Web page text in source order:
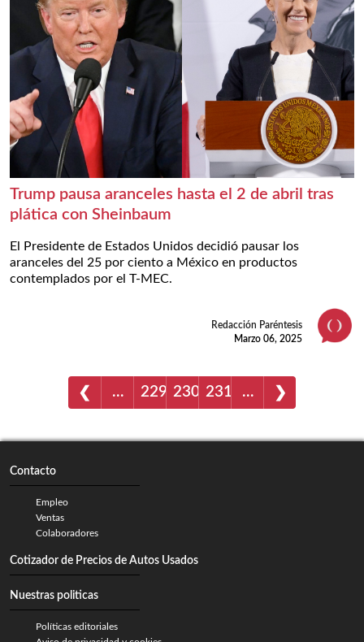
Trump pausa aranceles hasta el 2 de abril tras
plática con Sheinbaum
El Presidente de Estados Unidos decidió pausar los
aranceles del 25 por ciento a México en productos
contemplados por el T-MEC.
Redacción Paréntesis
Marzo 06, 2025
❮ … 229 230 231 … ❯
Contacto
Empleo
Ventas
Colaboradores
Cotizador de Precios de Autos Usados
Nuestras politicas
Políticas editoriales